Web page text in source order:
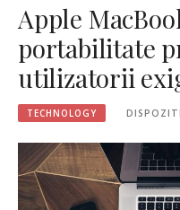
Apple
portabilitate
utilizatorii
TECHNOLOGY